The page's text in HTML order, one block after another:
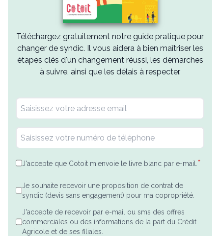
Téléchargez gratuitement notre guide pratique pour
changer de syndic. Il vous aidera à bien maîtriser les
étapes clés d'un changement réussi, les démarches
à suivre, ainsi que les délais à respecter.
J'accepte que Cotoit m'envoie le livre blanc par e-mail. *
Je souhaite recevoir une proposition de contrat de
syndic (devis sans engagement) pour ma copropriété.
J'accepte de recevoir par e-mail ou sms des offres
commerciales ou des informations de la part du Crédit
Agricole et de ses filiales.